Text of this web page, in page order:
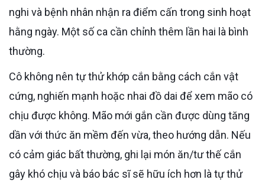
nghi và bệnh nhân nhận ra điểm cấn trong sinh hoạt
hằng ngày. Một số ca cần chỉnh thêm lần hai là bình
thường.
Cô không nên tự thử khớp cắn bằng cách cắn vật
cứng, nghiến mạnh hoặc nhai đồ dai để xem mão có
chịu được không. Mão mới gắn cần được dùng tăng
dần với thức ăn mềm đến vừa, theo hướng dẫn. Nếu
có cảm giác bất thường, ghi lại món ăn/tư thế cắn
gây khó chịu và báo bác sĩ sẽ hữu ích hơn là tự thử